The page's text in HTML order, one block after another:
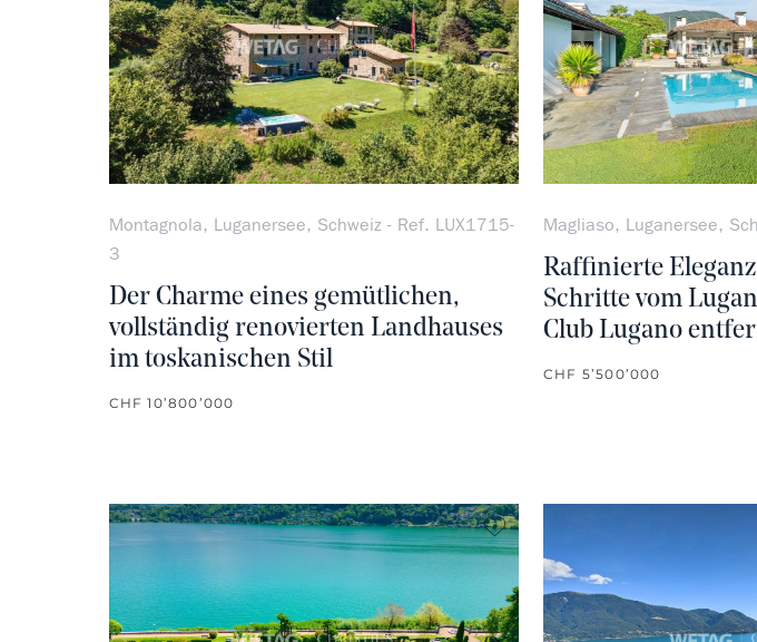
Montagnola, Luganersee, Schweiz - Ref. LUX1715-
3
Der Charme eines gemütlichen,
vollständig renovierten Landhauses
im toskanischen Stil
CHF 10’800’000
Magliaso, Luganersee,
Raffinierte
Schritte vom
Club Lugano
CHF 5’500’000
kein Favorit